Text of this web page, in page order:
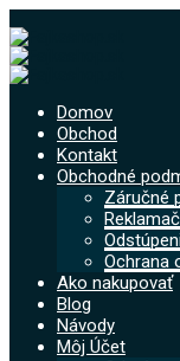
Domov
Obchod
Kontakt
Obchodné
Záručné
Ochrana
Ako nakupovať
Blog
Návody
Môj Účet